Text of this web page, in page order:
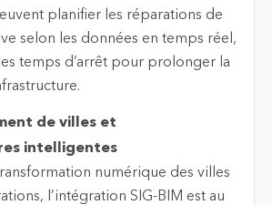
planifier les réparations de
selon les données en temps réel,
temps d’arrêt pour prolonger la
de villes et
intelligentes
numérique des villes
l’intégration SIG-BIM est au